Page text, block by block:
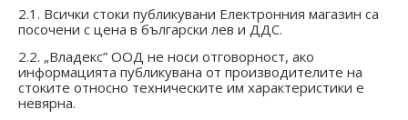
2.1. Всички стоки публикувани Електронния магазин са
посочени с цена в български лев и ДДС.
2.2. „Владекс” ООД не носи отговорност, ако
информацията публикувана от производителите на
стоките относно техническите им характеристики е
невярна.